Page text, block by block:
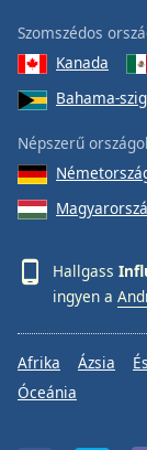
Szomszédos
Kanada
Bahama-
Népszerű
Hallgass
ingyen a
Afrika Ázsia
Óceánia